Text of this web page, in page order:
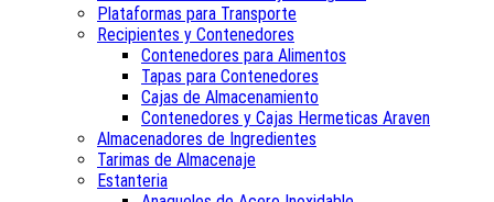
Plataformas para Transporte
Recipientes y Contenedores
Contenedores para Alimentos
Tapas para Contenedores
Cajas de Almacenamiento
Contenedores y Cajas Hermeticas Araven
Almacenadores de Ingredientes
Tarimas de Almacenaje
Estanteria